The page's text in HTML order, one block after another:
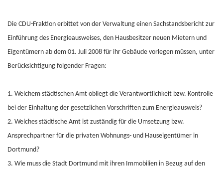
Die CDU-Fraktion erbittet von der Verwaltung einen Sachstandsbericht zur
Einführung des Energieausweises, den Hausbesitzer neuen Mietern und
Eigentümern ab dem 01. Juli 2008 für ihr Gebäude vorlegen müssen, unter
Berücksichtigung folgender Fragen:
1. Welchem städtischen Amt obliegt die Verantwortlichkeit bzw. Kontrolle
bei der Einhaltung der gesetzlichen Vorschriften zum Energieausweis?
2. Welches städtische Amt ist zuständig für die Umsetzung bzw.
Ansprechpartner für die privaten Wohnungs- und Hauseigentümer in
Dortmund?
3. Wie muss die Stadt Dortmund mit ihren Immobilien in Bezug auf den